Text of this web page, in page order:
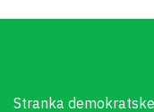
Stranka